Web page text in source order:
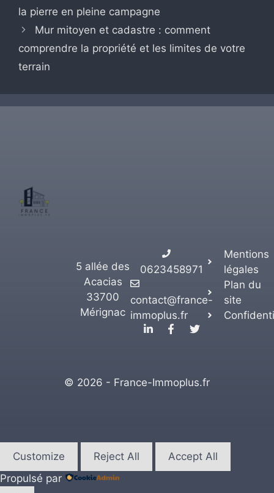
la pierre en pleine campagne
Mur mitoyen et cadastre : comment
comprendre la propriété et les limites de votre
terrain
5 allée des
Acacias
33700
Mérignac
0623458971
contact@france-
immoplus.fr
Mentions
légales
Plan du
site
© 2026 - France-Immoplus.fr
Customize Reject All
Accept All
Propulsé par